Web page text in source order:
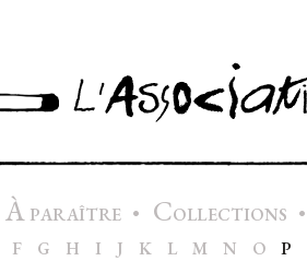
ÀPARAÎTRE • COLLECTIONS •
F G H I J K L M N O P